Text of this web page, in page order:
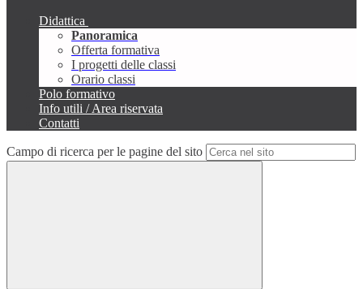
Didattica
Panoramica
Offerta formativa
I progetti delle classi
Orario classi
Polo formativo
Info utili / Area riservata
Contatti
Campo di ricerca per le pagine del sito